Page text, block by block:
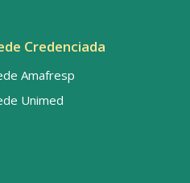
Credenciada
Amafresp
Unimed